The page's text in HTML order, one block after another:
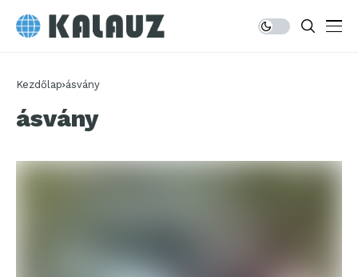
Kezdőlap ásvány
ásvány